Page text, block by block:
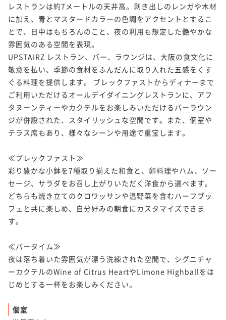
レストランは約7メートルの天井高。剥き出しのレンガや木材
に加え、青とマスタードカラーの色調をアクセントとするこ
とで、日中はもちろんのこと、夜の利用も想定した艶やかな
雰囲気のある空間を表現。
UPSTAIRZ レストラン、バー、ラウンジは、大阪の食文化に
敬意を払い、季節の食材をふんだんに取り入れた五感をくす
ぐる料理を提供します。 ブレックファストからディナーまで
ご利用いただけるオールデイダイニングレストランに、アフ
タヌーンティーやカクテルをお楽しみいただけるバーラウン
ジが併設された、スタイリッシュな空間です。また、個室や
テラス席もあり、様々なシーンや用途で重宝します。
≪ブレックファスト≫
彩り豊かな小鉢を7種取り揃えた和食と、卵料理やハム、ソー
セージ、サラダをお召し上がりいただく洋食から選べます。
どちらも焼き立てのクロワッサンや温野菜を含むハーフブッ
フェと共に楽しめ、自分好みの朝食にカスタマイズできま
す。
≪バータイム≫
夜は落ち着いた雰囲気が漂う洗練された空間で、シグニチャ
ーカクテルのWine of Citrus HeartやLimone Highballをは
じめとする一杯をお楽しみください。
個室